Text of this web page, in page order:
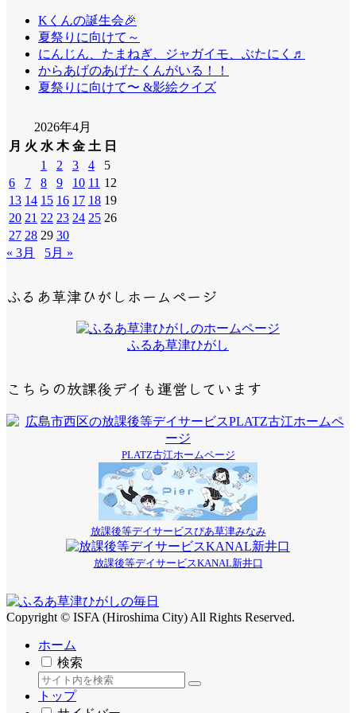
Kくんの誕生会🎉
夏祭りに向けて～
にんじん、たまねぎ、ジャガイモ、ぶたにく♬
からあげのあげたくんがいる！！
夏祭りに向けて〜 &影絵クイズ
2026年4月
月 火 水 木 金 土 日
1
2 3 4
5
6
7 8 9 10 11 12
13 14 15 16 17 18 19
20 21 22 23 24 25 26
27 28 29 30
« 3月
5月 »
ふるあ草津ひがしホームページ
ふるあ草津ひがし
こちらの放課後デイも運営しています
PLATZ古江ホームページ
放課後等デイサービスぴあ草津みなみ
放課後等デイサービスKANAL新井口
Copyright © ISFA (Hiroshima City) All Rights Reserved.
ホーム
検索
トップ